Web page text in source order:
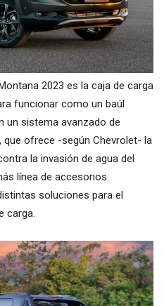
2023 es la caja de carga
funcionar como un baúl
un sistema avanzado de
que ofrece -según Chevrolet- la
la invasión de agua del
línea de accesorios
soluciones para el
carga.